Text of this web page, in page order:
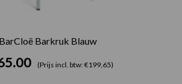
BarCloë Barkruk Blauw
(Prijs incl. btw: €199,65)